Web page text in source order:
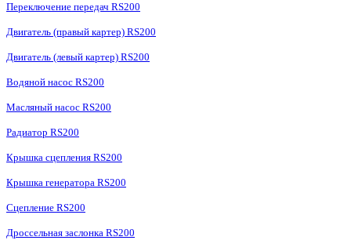
Переключение передач RS200
Двигатель (правый картер) RS200
Двигатель (левый картер) RS200
Водяной насос RS200
Масляный насос RS200
Радиатор RS200
Крышка сцепления RS200
Крышка генератора RS200
Сцепление RS200
Дроссельная заслонка RS200